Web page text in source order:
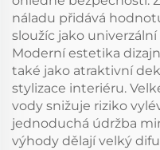
náladu přidává
sloužíc jako
Moderní estetika
také jako atraktivní
stylizace interiéru.
vody snižuje riziko
jednoduchá údržba
výhody dělají velký